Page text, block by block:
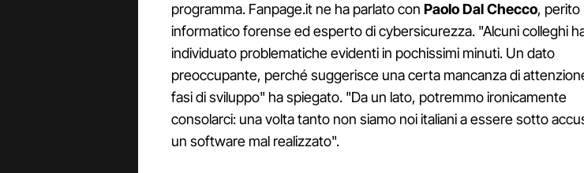
programma. Fanpage.it ne ha parlato con Paolo Dal Checco, perito
informatico forense ed esperto di cybersicurezza. "Alcuni colleghi
individuato problematiche evidenti in pochissimi minuti. Un dato
preoccupante, perché suggerisce una certa mancanza di
fasi di sviluppo" ha spiegato. "Da un lato, potremmo ironicamente
consolarci: una volta tanto non siamo noi italiani a essere sotto
un software mal realizzato".